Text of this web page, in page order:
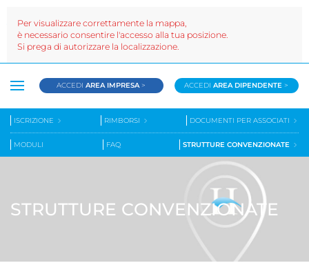
ACCEDIAREA IMPRESA > ACCEDIAREA DIPENDENTE >
ISCRIZIONE RIMBORSI DOCUMENTI PER ASSOCIATI
MODULI FAQ STRUTTURE CONVENZIONATE
STRUTTURE CONVENZIONATE
Per visualizzare correttamente la mappa,
è necessario consentire l'accesso alla tua posizione.
Si prega di autorizzare la localizzazione.